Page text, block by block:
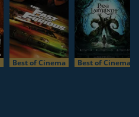
Best of Cinema Best of Cinema